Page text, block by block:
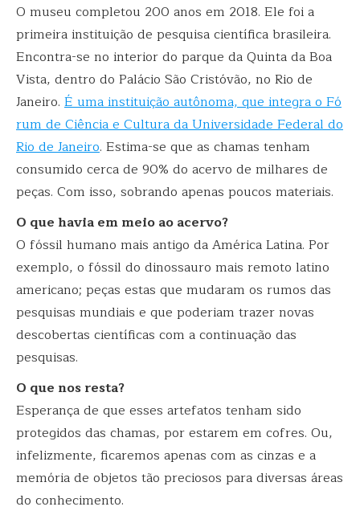
O museu completou 200 anos em 2018. Ele foi a
primeira instituição de pesquisa científica brasileira.
Encontra-se no interior do parque da Quinta da Boa
Vista, dentro do Palácio São Cristóvão, no Rio de
Janeiro. É uma instituição autônoma, que integra o Fó
rum de Ciência e Cultura da Universidade Federal do
Rio de Janeiro. Estima-se que as chamas tenham
consumido cerca de 90% do acervo de milhares de
peças. Com isso, sobrando apenas poucos materiais.
O que havia em meio ao acervo?
O fóssil humano mais antigo da América Latina. Por
exemplo, o fóssil do dinossauro mais remoto latino
americano; peças estas que mudaram os rumos das
pesquisas mundiais e que poderiam trazer novas
descobertas científicas com a continuação das
pesquisas.
O que nos resta?
Esperança de que esses artefatos tenham sido
protegidos das chamas, por estarem em cofres. Ou,
infelizmente, ficaremos apenas com as cinzas e a
memória de objetos tão preciosos para diversas áreas
do conhecimento.